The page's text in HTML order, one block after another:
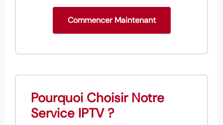
Commencer Maintenant
Pourquoi Choisir Notre
Service IPTV ?